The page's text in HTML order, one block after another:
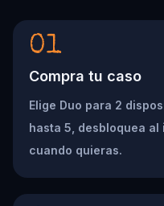
01
Compra tu caso
Elige Duo para 2
hasta 5, desbloquea
cuando quieras.